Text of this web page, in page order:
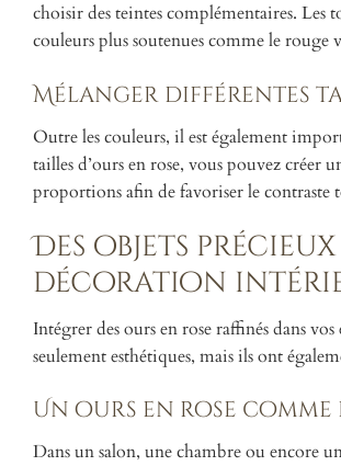
choisir des teintes complémentaires. Les
couleurs plus soutenues comme le
Mélanger différentes
Outre les couleurs, il est également
tailles d’ours en rose, vous pouvez créer
proportions afin de favoriser le contraste
Des objets
décoration
Intégrer des ours en rose raffinés dans
seulement esthétiques, mais ils ont
Un ours en rose comme
Dans un salon, une chambre ou encore